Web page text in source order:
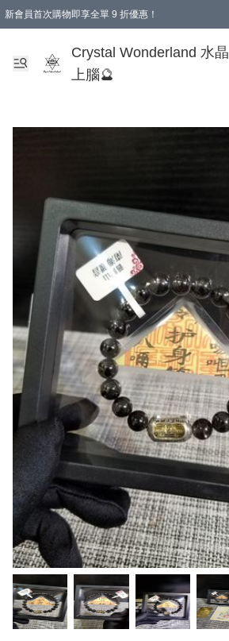
新會員首次購物即享全單 9 折優惠！
Crystal Wonderland 水晶
上腦🔮